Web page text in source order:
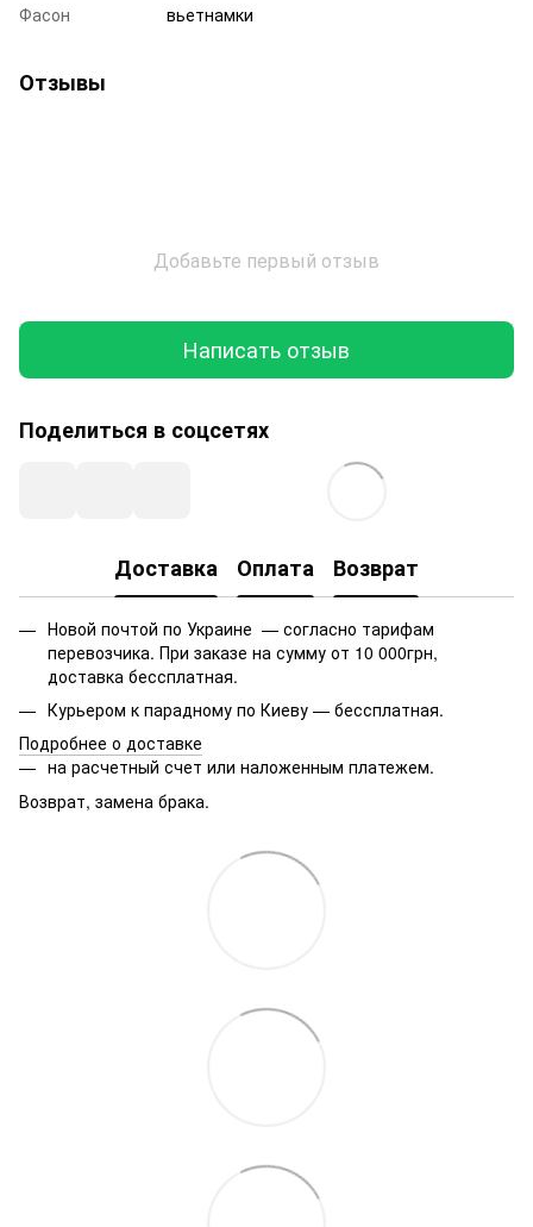
Фасон
вьетнамки
Отзывы
Добавьте первый отзыв
Написать отзыв
Поделиться в соцсетях
Доставка Оплата Возврат
Новой почтой по Украине — согласно тарифам
перевозчика. При заказе на сумму от 10 000грн,
доставка бессплатная.
Курьером к парадному по Киеву — бессплатная.
Подробнее о доставке
на расчетный счет или наложенным платежем.
Возврат, замена брака.